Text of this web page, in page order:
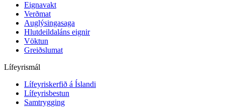
Eignavakt
Verðmat
Auglýsingasaga
Hlutdeildaláns eignir
Vöktun
Greiðslumat
Lífeyrismál
Lífeyriskerfið á Íslandi
Lífeyrisbestun
Samtrygging